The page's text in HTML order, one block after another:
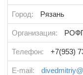
Город: Рязань
Организация:
Телефон: +7(953)
E-mail: